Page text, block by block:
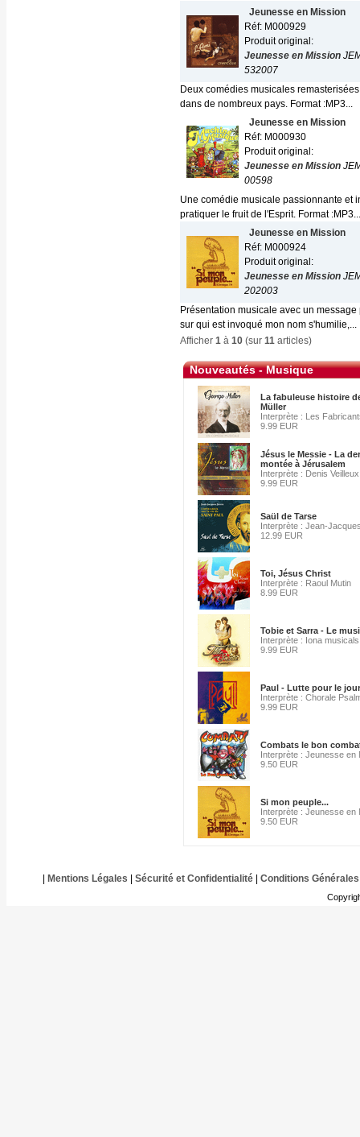
Jeunesse en Mission
Réf: M000929
Produit original:
Jeunesse en Mission
532007
Deux comédies musicales
dans de nombreux pays. Format :MP3...
Jeunesse en Mission
Réf: M000930
Produit original:
Jeunesse en Mission
00598
Une comédie musicale passionnante et
pratiquer le fruit de l'Esprit. Format :MP3...
Jeunesse en Mission
Réf: M000924
Produit original:
Jeunesse en Mission
202003
Présentation musicale avec un
sur qui est invoqué mon nom s'humilie,...
Afficher 1 à 10 (sur 11 articles)
Nouveautés - Musique
La fabuleuse histoire
Müller
Interprète : Les
9.99 EUR
Jésus le Messie - La
montée à Jérusalem
Interprète : Denis Veilleux
9.99 EUR
Saül de Tarse
Interprète : Jean-
12.99 EUR
Toi, Jésus Christ
Interprète : Raoul Mutin
8.99 EUR
Tobie et Sarra - Le
Interprète : Iona musicals
9.99 EUR
Paul - Lutte pour le jour
Interprète : Chorale
9.99 EUR
Combats le bon
Interprète : Jeunesse en
9.50 EUR
Si mon peuple...
Interprète : Jeunesse en
9.50 EUR
Mentions Légales Sécurité et Confidentialité| Conditions Générales